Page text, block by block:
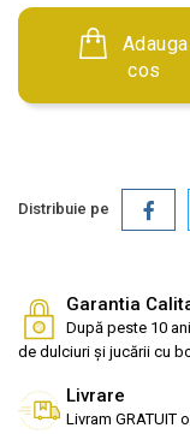
cos
Distribuie pe
Garantia
După peste 10
de dulciuri și jucării cu
Livrare
Livram GRATUIT